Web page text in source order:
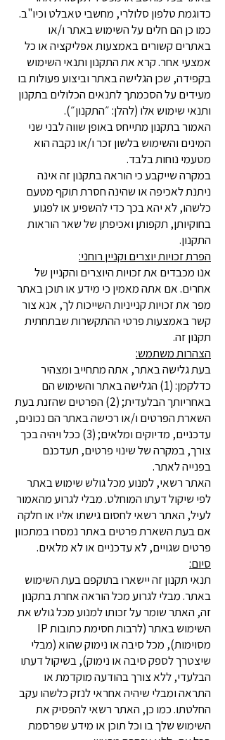
כדוגמת טלפון סלולרי, מחשבי טאבלט וכיו"ב.
כמו כן הם חלים על השימוש באתר ו/או
באתרים קשורים באמצעות אפליקציה או כל
אמצעי אחר. קרא את התקנון ותנאי השימוש
בקפידה, שכן הגלישה באתר וביצוע פעולות בו
מעידים על הסכמתך לתנאים הכלולים בתקנון
ותנאי שימוש אלו (להלן: ״התקנון״).
האמור בתקנון מתייחס באופן שווה לבני שני
המינים והשימוש בלשון זכר ו/או נקבה הוא
מטעמי נוחות בלבד.
במקרה שייקבע כי הוראה בתקנון זה אינה
ניתנת לאכיפה או שהינה חסרת תוקף מטעם
כלשהו, לא יהא בכך כדי להשפיע או לפגוע
בחוקיותן, תקפותן ואכיפתן של שאר הוראות
התקנון.
הפרת זכויות יוצרים וקניין רוחני:
אנו מכבדים את זכויות היוצרים והקניין של
אחרים. אם אתה מאמין כי מידע או תוכן באתר
מפר את זכויות קנייניות השייכות לך, אנא צור
קשר באמצעות פרטי ההתקשרות שבתחתית
תקנון זה.
הצהרות משתמש:
בעת גלישה באתר, אתה מתחייב ומצהיר
כדלקמן: (1) הגלישה באתר והשימוש הם
באחריותך הבלעדית; (2) הפרטים שהזנת בעת
השארת הפרטים ו/או רכישה באתר הם נכונים,
עדכניים, מדיוקים ומלאים; (3) ככל ויהיה בכך
צורך, במקרה של שינוי פרטים, תעדכנם
בפנייה לאתר.
האתר רשאי, למנוע מכל גולש שימוש באתר
לפי שיקול דעתו המוחלט. מבלי לגרוע מהאמור
לעיל, האתר רשאי לחסום גישתו אליו או חלקה
אם בעת השארת פרטים באתר נמסרו במתכוון
פרטים שגויים, לא עדכניים או לא מלאים.
סיום:
תנאי תקנון זה יישארו בתוקפם בעת השימוש
באתר. מבלי לגרוע מכל הוראה אחרת בתקנון
זה, האתר שומר על זכותו למנוע מכל גולש את
השימוש באתר (לרבות חסימת כתובות IP
מסוימות), מכל סיבה או נימוק שהוא (מבלי
שיצטרך לספק סיבה או נימוק), בשיקול דעתו
הבלעדי, ללא צורך בהודעה מוקדמת או
התראה ומבלי שיהיה אחראי לנזק כלשהו עקב
החלטתו. כמו כן, האתר רשאי להפסיק את
השימוש שלך בו וכל תוכן או מידע שפרסמת